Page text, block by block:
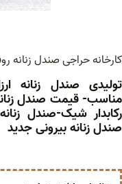
کارخانه حراجی صندل زنانه
تولیدی صندل زنانه
مناسب- قیمت صندل
رکابدار شیک-صندل
صندل زنانه بیرونی جدید